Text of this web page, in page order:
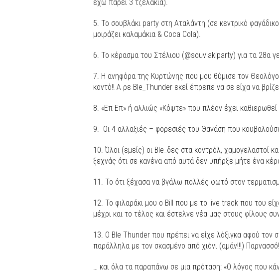
έχω πάρει 3 τζελάκια).
5. Το σουβλάκι party στη Αταλάντη (σε κεντρικό
μοιράζει καλαμάκια & Coca Cola).
6. Το κέρασμα του Στέλιου (@souvlakiparty) για τα 28α
7. Η ανηφόρα της Κυρτώνης που μου θύμισε τον
κοντό!! Α ρε Ble_Thunder εκεί έπρεπε να σε είχα να
8. «Επ Επ» ή αλλιώς «Κόψτε» που πλέον έχει καθιερωθεί
9. Οι 4 αλλαξιές – φορεσιές του Θανάση που
10. Όλοι (εμείς) οι Ble_δες στα κοντρόλ, χαμογελαστοί
ξεχνάς ότι σε κανένα από αυτά δεν υπήρξε μήτε ένα
11. Το ότι ξέχασα να βγάλω πολλές φωτό στον
12. Το φιλαράκι μου ο Bill που με το live track που του
μέχρι και το τέλος και έστελνε νέα μας στους φίλους
13. Ο Ble Τhunder που πρέπει να είχε λόξιγκα αφού τον
παράλληλα με τον σκασμένο από χιόνι (αμάν!!!)
… και όλα τα παραπάνω σε μια πρόταση: «Ο λόγος που